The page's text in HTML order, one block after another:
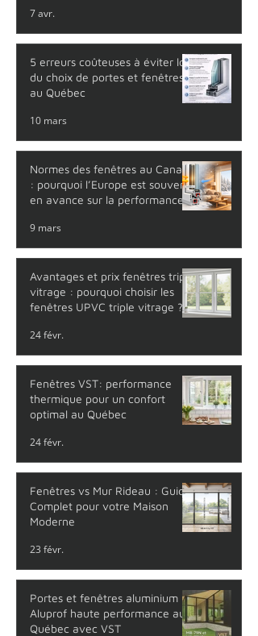
7 avr.
5 erreurs coûteuses à éviter lors
du choix de portes et fenêtres
au Québec
10 mars
Normes des fenêtres au Canada
: pourquoi l’Europe est souvent
en avance sur la performance
9 mars
Avantages et prix fenêtres triple
vitrage : pourquoi choisir les
fenêtres UPVC triple vitrage ?
24 févr.
Fenêtres VST: performance
thermique pour un confort
optimal au Québec
24 févr.
Fenêtres vs Mur Rideau : Guide
Complet pour votre Maison
Moderne
23 févr.
Portes et fenêtres aluminium
Aluprof haute performance au
Québec avec VST